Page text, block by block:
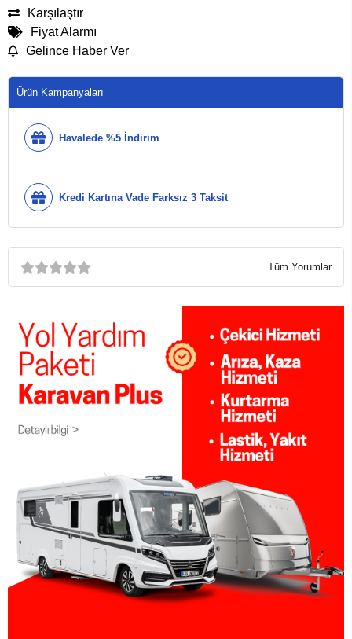
Karşılaştır
Fiyat Alarmı
Gelince Haber Ver
Ürün Kampanyaları
Havalede %5 İndirim
Kredi Kartına Vade Farksız 3 Taksit
Tüm Yorumlar